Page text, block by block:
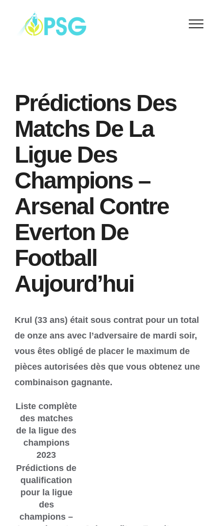
Prédictions Des
Matchs De La
Ligue Des
Champions –
Arsenal Contre
Everton De
Football
Aujourd’hui
Krul (33 ans) était sous contrat pour un total
de onze ans avec l’adversaire de mardi soir,
vous êtes obligé de placer le maximum de
pièces autorisées dès que vous obtenez une
combinaison gagnante.
Liste complète
des matches
de la ligue des
champions
2023
Prédictions de
qualification
pour la ligue
des
champions –